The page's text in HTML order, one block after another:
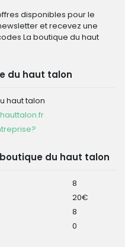
disponibles pour le
et recevez une
La boutique du haut
du haut talon
haut talon
du haut talon
8
20€
8
0